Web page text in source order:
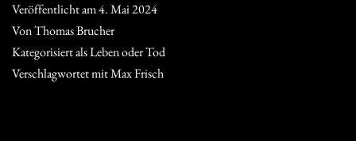
Veröffentlicht am4. Mai 2024
VonThomas Brucher
Kategorisiert alsLeben oder Tod
Verschlagwortet mitMax Frisch